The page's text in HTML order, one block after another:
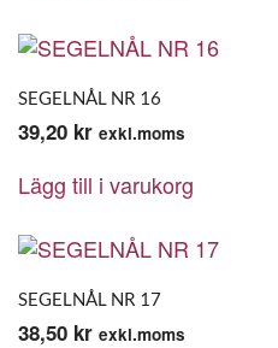
SEGELNÅL NR 16
39,20 kr exkl.moms
Lägg till i varukorg
SEGELNÅL NR 17
38,50 kr exkl.moms